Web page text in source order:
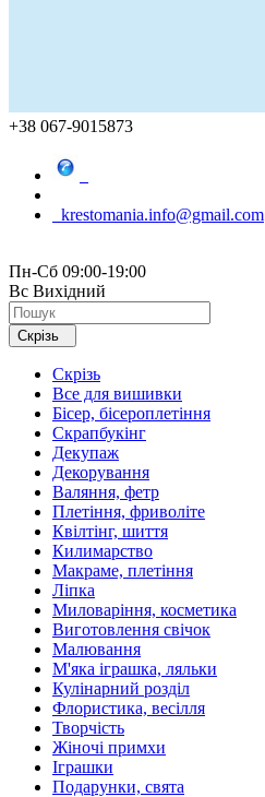
+38 067-9015873
krestomania.info@gmail.com
Пн-Сб 09:00-19:00
Вс Вихідний
Скрізь
Скрізь
Все для вишивки
Бісер, бісероплетіння
Скрапбукінг
Декупаж
Декорування
Валяння, фетр
Плетіння, фриволіте
Квілтінг, шиття
Килимарство
Макраме, плетіння
Ліпка
Миловаріння, косметика
Виготовлення свічок
Малювання
М'яка іграшка, ляльки
Кулінарний розділ
Флористика, весілля
Творчість
Жіночі примхи
Іграшки
Подарунки, свята